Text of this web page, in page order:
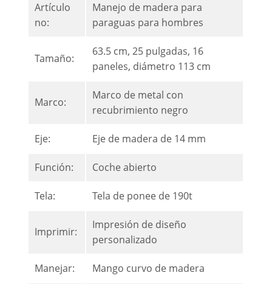
Artículo
no:
Manejo de madera para
paraguas para hombres
Tamaño:
63.5 cm, 25 pulgadas, 16
paneles, diámetro 113 cm
Marco:
Marco de metal con
recubrimiento negro
Eje: Eje de madera de 14 mm
Función: Coche abierto
Tela: Tela de ponee de 190t
Imprimir:
Impresión de diseño
personalizado
Manejar: Mango curvo de madera